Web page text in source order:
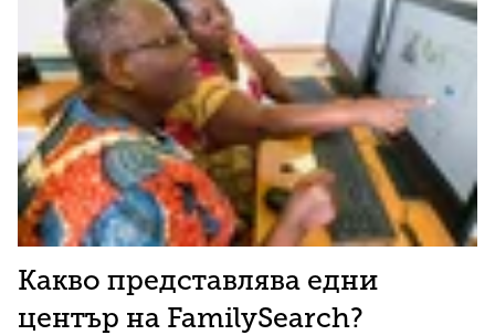
Какво представлява едни
център на FamilySearch?